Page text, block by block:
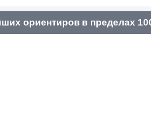
ориентиров в пределах